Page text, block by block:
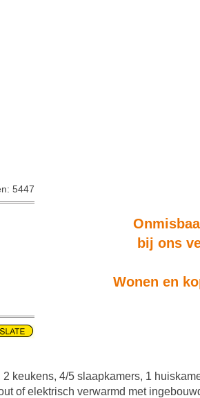
5447
bij ons
Wonen en
keukens, 4/5 slaapkamers, 1
of elektrisch verwarmd met